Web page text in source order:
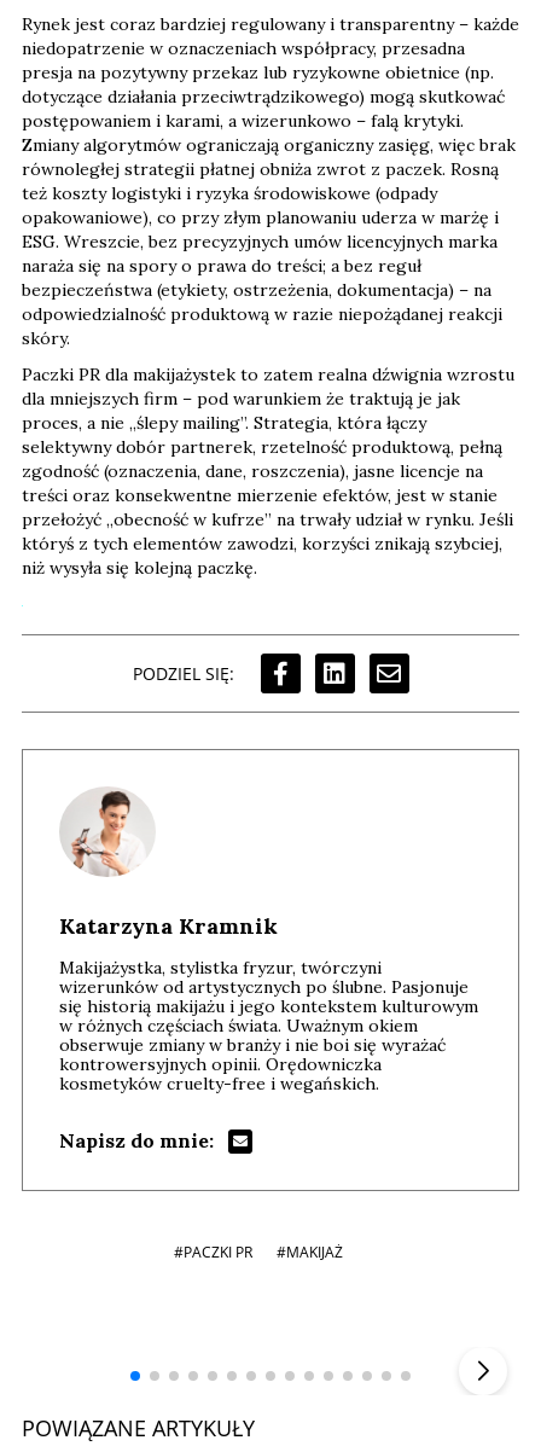
Rynek jest coraz bardziej regulowany i transparentny – każde
niedopatrzenie w oznaczeniach współpracy, przesadna
presja na pozytywny przekaz lub ryzykowne obietnice (np.
dotyczące działania przeciwtrądzikowego) mogą skutkować
postępowaniem i karami, a wizerunkowo – falą krytyki.
Zmiany algorytmów ograniczają organiczny zasięg, więc brak
równoległej strategii płatnej obniża zwrot z paczek. Rosną
też koszty logistyki i ryzyka środowiskowe (odpady
opakowaniowe), co przy złym planowaniu uderza w marżę i
ESG. Wreszcie, bez precyzyjnych umów licencyjnych marka
naraża się na spory o prawa do treści; a bez reguł
bezpieczeństwa (etykiety, ostrzeżenia, dokumentacja) – na
odpowiedzialność produktową w razie niepożądanej reakcji
skóry.
Paczki PR dla makijażystek to zatem realna dźwignia wzrostu
dla mniejszych firm – pod warunkiem że traktują je jak
proces, a nie „ślepy mailing”. Strategia, która łączy
selektywny dobór partnerek, rzetelność produktową, pełną
zgodność (oznaczenia, dane, roszczenia), jasne licencje na
treści oraz konsekwentne mierzenie efektów, jest w stanie
przełożyć „obecność w kufrze” na trwały udział w rynku. Jeśli
któryś z tych elementów zawodzi, korzyści znikają szybciej,
niż wysyła się kolejną paczkę.
PODZIEL SIĘ:
Katarzyna Kramnik
Makijażystka, stylistka fryzur, twórczyni
wizerunków od artystycznych po ślubne. Pasjonuje
się historią makijażu i jego kontekstem kulturowym
w różnych częściach świata. Uważnym okiem
obserwuje zmiany w branży i nie boi się wyrażać
kontrowersyjnych opinii. Orędowniczka
kosmetyków cruelty-free i wegańskich.
Napisz do mnie:
#PACZKI PR #MAKIJAŻ
POWIĄZANE ARTYKUŁY